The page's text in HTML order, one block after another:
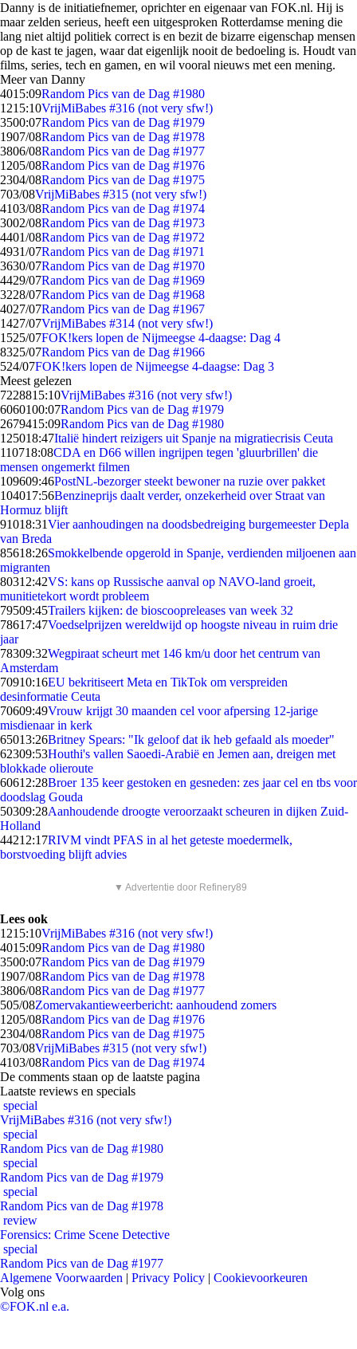
Danny is de initiatiefnemer, oprichter en eigenaar van FOK.nl. Hij is
maar zelden serieus, heeft een uitgesproken Rotterdamse mening die
lang niet altijd politiek correct is en bezit de bizarre eigenschap mensen
op de kast te jagen, waar dat eigenlijk nooit de bedoeling is. Houdt van
films, series, tech en gamen, en wil vooral nieuws met een mening.
Meer van Danny
4015:09Random Pics van de Dag #1980
1215:10VrijMiBabes #316 (not very sfw!)
3500:07Random Pics van de Dag #1979
1907/08Random Pics van de Dag #1978
3806/08Random Pics van de Dag #1977
1205/08Random Pics van de Dag #1976
2304/08Random Pics van de Dag #1975
703/08VrijMiBabes #315 (not very sfw!)
4103/08Random Pics van de Dag #1974
3002/08Random Pics van de Dag #1973
4401/08Random Pics van de Dag #1972
4931/07Random Pics van de Dag #1971
3630/07Random Pics van de Dag #1970
4429/07Random Pics van de Dag #1969
3228/07Random Pics van de Dag #1968
4027/07Random Pics van de Dag #1967
1427/07VrijMiBabes #314 (not very sfw!)
1525/07FOK!kers lopen de Nijmeegse 4-daagse: Dag 4
8325/07Random Pics van de Dag #1966
524/07FOK!kers lopen de Nijmeegse 4-daagse: Dag 3
Meest gelezen
7228815:10VrijMiBabes #316 (not very sfw!)
6060100:07Random Pics van de Dag #1979
2679415:09Random Pics van de Dag #1980
125018:47Italië hindert reizigers uit Spanje na migratiecrisis Ceuta
110718:08CDA en D66 willen ingrijpen tegen 'gluurbrillen' die
mensen ongemerkt filmen
109609:46PostNL-bezorger steekt bewoner na ruzie over pakket
104017:56Benzineprijs daalt verder, onzekerheid over Straat van
Hormuz blijft
91018:31Vier aanhoudingen na doodsbedreiging burgemeester Depla
van Breda
85618:26Smokkelbende opgerold in Spanje, verdienden miljoenen aan
migranten
80312:42VS: kans op Russische aanval op NAVO-land groeit,
munitietekort wordt probleem
79509:45Trailers kijken: de bioscoopreleases van week 32
78617:47Voedselprijzen wereldwijd op hoogste niveau in ruim drie
jaar
78309:32Wegpiraat scheurt met 146 km/u door het centrum van
Amsterdam
70910:16EU bekritiseert Meta en TikTok om verspreiden
desinformatie Ceuta
70609:49Vrouw krijgt 30 maanden cel voor afpersing 12-jarige
misdienaar in kerk
65013:26Britney Spears: "Ik geloof dat ik heb gefaald als moeder"
62309:53Houthi's vallen Saoedi-Arabië en Jemen aan, dreigen met
blokkade olieroute
60612:28Broer 135 keer gestoken en gesneden: zes jaar cel en tbs voor
doodslag Gouda
50309:28Aanhoudende droogte veroorzaakt scheuren in dijken Zuid-
Holland
44212:17RIVM vindt PFAS in al het geteste moedermelk,
borstvoeding blijft advies
▼ Advertentie door Refinery89
Lees ook
1215:10VrijMiBabes #316 (not very sfw!)
4015:09Random Pics van de Dag #1980
3500:07Random Pics van de Dag #1979
1907/08Random Pics van de Dag #1978
3806/08Random Pics van de Dag #1977
505/08Zomervakantieweerbericht: aanhoudend zomers
1205/08Random Pics van de Dag #1976
2304/08Random Pics van de Dag #1975
703/08VrijMiBabes #315 (not very sfw!)
4103/08Random Pics van de Dag #1974
De comments staan op de laatste pagina
Laatste reviews en specials
special
VrijMiBabes #316 (not very sfw!)
special
Random Pics van de Dag #1980
special
Random Pics van de Dag #1979
special
Random Pics van de Dag #1978
review
Forensics: Crime Scene Detective
special
Random Pics van de Dag #1977
Algemene Voorwaarden | Privacy Policy | Cookievoorkeuren
Volg ons
©FOK.nl e.a.